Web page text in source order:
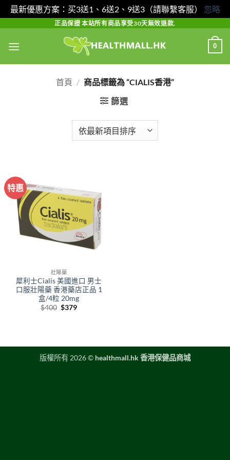
最新優惠方案：买3送1、6送2、9送3（請聯繫客服） 忽略
content
正品保證 本站所有商品享受30天無效退款.
0
首頁 / 商品標籤為 “CIALIS香港”
篩選
特惠
壯陽藥
犀利士Cialis 美國進口 男士
口服壯陽藥 香港藥店正品 1
盒/4粒 20mg
$400 Original
$379Current
版權所有 2026 © healthmall.hk 香港保健品商城